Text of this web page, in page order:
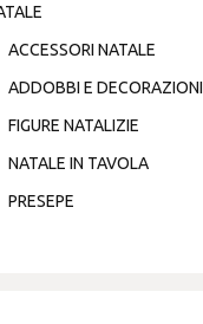
ACCESSORI NATALE
ADDOBBI E DECORAZIONI
FIGURE NATALIZIE
NATALE IN TAVOLA
PRESEPE